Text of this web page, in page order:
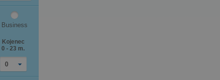
Business
Kojenec
0 - 23 m.
0